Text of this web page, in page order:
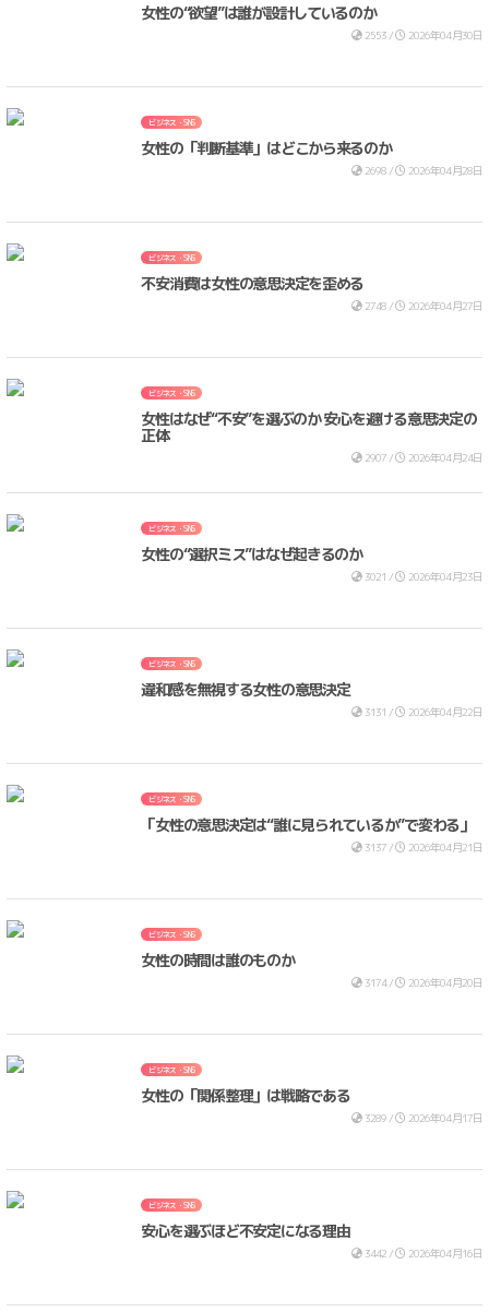
女性の“欲望”は誰が設計しているのか
2553 / 2026年04月30日
ビジネス・SNS
女性の「判断基準」はどこから来るのか
2698 / 2026年04月28日
ビジネス・SNS
不安消費は女性の意思決定を歪める
2748 / 2026年04月27日
ビジネス・SNS
女性はなぜ“不安”を選ぶのか 安心を避ける意思決定の
正体
2907 / 2026年04月24日
ビジネス・SNS
女性の“選択ミス”はなぜ起きるのか
3021 / 2026年04月23日
ビジネス・SNS
違和感を無視する女性の意思決定
3131 / 2026年04月22日
ビジネス・SNS
「女性の意思決定は“誰に見られているか”で変わる」
3137 / 2026年04月21日
ビジネス・SNS
女性の時間は誰のものか
3174 / 2026年04月20日
ビジネス・SNS
女性の「関係整理」は戦略である
3289 / 2026年04月17日
ビジネス・SNS
安心を選ぶほど不安定になる理由
3442 / 2026年04月16日